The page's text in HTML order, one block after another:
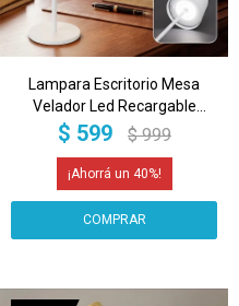
Lampara Escritorio Mesa
Velador Led Recargable
Inalambrica IMBACK Color
$ 599 $ 999
40